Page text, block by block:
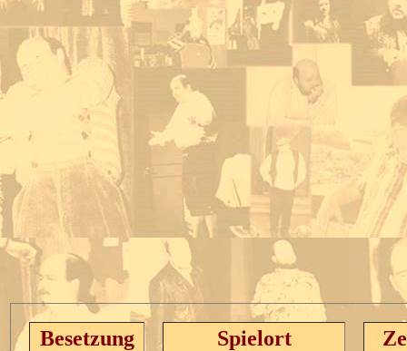
Besetzung Spielort